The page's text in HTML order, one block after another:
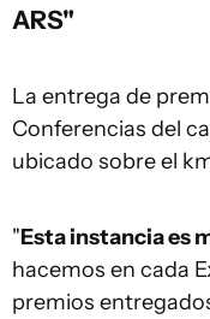
ARS"
La entrega de
Conferencias del
ubicado sobre el
"Esta instancia es
hacemos en cada
premios